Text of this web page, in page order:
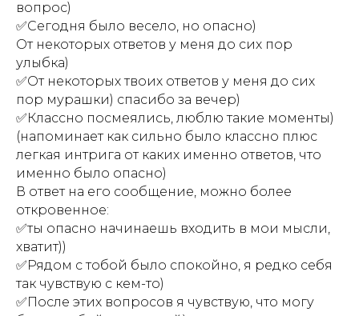
вопрос)
✅Сегодня было весело, но опасно)
От некоторых ответов у меня до сих пор
улыбка)
✅От некоторых твоих ответов у меня до сих
пор мурашки) спасибо за вечер)
✅Классно посмеялись, люблю такие моменты)
(напоминает как сильно было классно плюс
легкая интрига от каких именно ответов, что
именно было опасно)
В ответ на его сообщение, можно более
откровенное:
✅ты опасно начинаешь входить в мои мысли,
хватит))
✅Рядом с тобой было спокойно, я редко себя
так чувствую с кем-то)
✅После этих вопросов я чувствую, что могу